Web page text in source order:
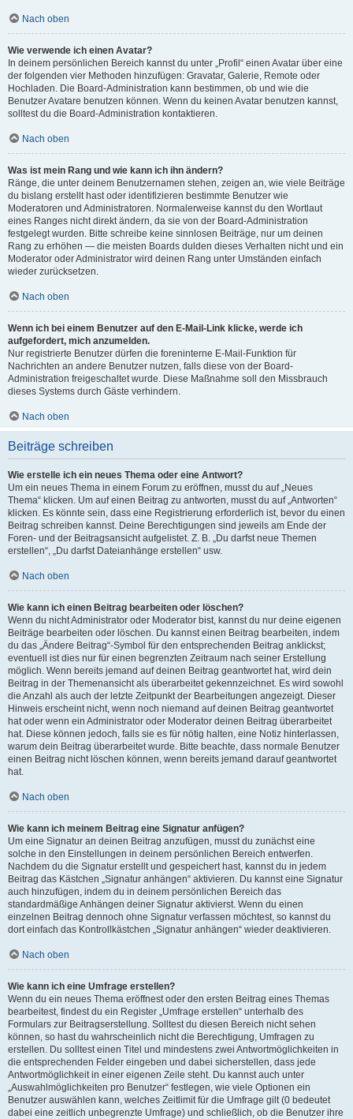
Nach oben
Wie verwende ich einen Avatar?
In deinem persönlichen Bereich kannst du unter „Profil“ einen Avatar über eine
der folgenden vier Methoden hinzufügen: Gravatar, Galerie, Remote oder
Hochladen. Die Board-Administration kann bestimmen, ob und wie die
Benutzer Avatare benutzen können. Wenn du keinen Avatar benutzen kannst,
solltest du die Board-Administration kontaktieren.
Nach oben
Was ist mein Rang und wie kann ich ihn ändern?
Ränge, die unter deinem Benutzernamen stehen, zeigen an, wie viele Beiträge
du bislang erstellt hast oder identifizieren bestimmte Benutzer wie
Moderatoren und Administratoren. Normalerweise kannst du den Wortlaut
eines Ranges nicht direkt ändern, da sie von der Board-Administration
festgelegt wurden. Bitte schreibe keine sinnlosen Beiträge, nur um deinen
Rang zu erhöhen — die meisten Boards dulden dieses Verhalten nicht und ein
Moderator oder Administrator wird deinen Rang unter Umständen einfach
wieder zurücksetzen.
Nach oben
Wenn ich bei einem Benutzer auf den E-Mail-Link klicke, werde ich
aufgefordert, mich anzumelden.
Nur registrierte Benutzer dürfen die foreninterne E-Mail-Funktion für
Nachrichten an andere Benutzer nutzen, falls diese von der Board-
Administration freigeschaltet wurde. Diese Maßnahme soll den Missbrauch
dieses Systems durch Gäste verhindern.
Nach oben
Beiträge schreiben
Wie erstelle ich ein neues Thema oder eine Antwort?
Um ein neues Thema in einem Forum zu eröffnen, musst du auf „Neues
Thema“ klicken. Um auf einen Beitrag zu antworten, musst du auf „Antworten“
klicken. Es könnte sein, dass eine Registrierung erforderlich ist, bevor du einen
Beitrag schreiben kannst. Deine Berechtigungen sind jeweils am Ende der
Foren- und der Beitragsansicht aufgelistet. Z. B. „Du darfst neue Themen
erstellen“, „Du darfst Dateianhänge erstellen“ usw.
Nach oben
Wie kann ich einen Beitrag bearbeiten oder löschen?
Wenn du nicht Administrator oder Moderator bist, kannst du nur deine eigenen
Beiträge bearbeiten oder löschen. Du kannst einen Beitrag bearbeiten, indem
du das „Ändere Beitrag“-Symbol für den entsprechenden Beitrag anklickst;
eventuell ist dies nur für einen begrenzten Zeitraum nach seiner Erstellung
möglich. Wenn bereits jemand auf deinen Beitrag geantwortet hat, wird dein
Beitrag in der Themenansicht als überarbeitet gekennzeichnet. Es wird sowohl
die Anzahl als auch der letzte Zeitpunkt der Bearbeitungen angezeigt. Dieser
Hinweis erscheint nicht, wenn noch niemand auf deinen Beitrag geantwortet
hat oder wenn ein Administrator oder Moderator deinen Beitrag überarbeitet
hat. Diese können jedoch, falls sie es für nötig halten, eine Notiz hinterlassen,
warum dein Beitrag überarbeitet wurde. Bitte beachte, dass normale Benutzer
einen Beitrag nicht löschen können, wenn bereits jemand darauf geantwortet
hat.
Nach oben
Wie kann ich meinem Beitrag eine Signatur anfügen?
Um eine Signatur an deinen Beitrag anzufügen, musst du zunächst eine
solche in den Einstellungen in deinem persönlichen Bereich entwerfen.
Nachdem du die Signatur erstellt und gespeichert hast, kannst du in jedem
Beitrag das Kästchen „Signatur anhängen“ aktivieren. Du kannst eine Signatur
auch hinzufügen, indem du in deinem persönlichen Bereich das
standardmäßige Anhängen deiner Signatur aktivierst. Wenn du einen
einzelnen Beitrag dennoch ohne Signatur verfassen möchtest, so kannst du
dort einfach das Kontrollkästchen „Signatur anhängen“ wieder deaktivieren.
Nach oben
Wie kann ich eine Umfrage erstellen?
Wenn du ein neues Thema eröffnest oder den ersten Beitrag eines Themas
bearbeitest, findest du ein Register „Umfrage erstellen“ unterhalb des
Formulars zur Beitragserstellung. Solltest du diesen Bereich nicht sehen
können, so hast du wahrscheinlich nicht die Berechtigung, Umfragen zu
erstellen. Du solltest einen Titel und mindestens zwei Antwortmöglichkeiten in
die entsprechenden Felder eingeben und dabei sicherstellen, dass jede
Antwortmöglichkeit in einer eigenen Zeile steht. Du kannst auch unter
„Auswahlmöglichkeiten pro Benutzer“ festlegen, wie viele Optionen ein
Benutzer auswählen kann, welches Zeitlimit für die Umfrage gilt (0 bedeutet
dabei eine zeitlich unbegrenzte Umfrage) und schließlich, ob die Benutzer ihre